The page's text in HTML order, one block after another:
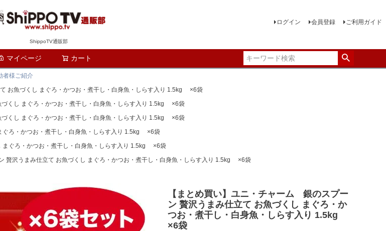
ShippoTV通販部
ログイン 会員登録 ご利用ガイド
マイページ カート検索
者様ご紹介
お魚づくし まぐろ・かつお・煮干し・白身魚・しらす入り 1.5kg ×6袋
くし まぐろ・かつお・煮干し・白身魚・しらす入り 1.5kg ×6袋
くし まぐろ・かつお・煮干し・白身魚・しらす入り 1.5kg ×6袋
ぐろ・かつお・煮干し・白身魚・しらす入り 1.5kg ×6袋
まぐろ・かつお・煮干し・白身魚・しらす入り 1.5kg ×6袋
贅沢うまみ仕立て お魚づくし まぐろ・かつお・煮干し・白身魚・しらす入り 1.5kg ×6袋
【まとめ買い】ユニ・チャーム 銀のスプー
ン 贅沢うまみ仕立て お魚づくし まぐろ・か
つお・煮干し・白身魚・しらす入り 1.5kg
×6袋